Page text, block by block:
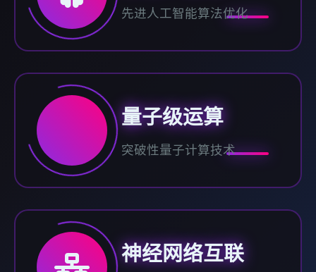
先进人工智能算法优化
量子级运算
突破性量子计算技术
神经网络互联